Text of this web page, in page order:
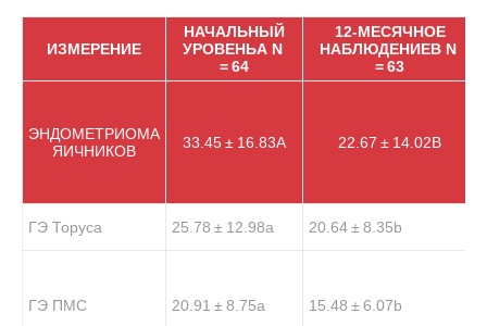
ИЗМЕРЕНИЕ
НАЧАЛЬНЫЙ
УРОВЕНЬA N
= 64
12-МЕСЯЧНОЕ
НАБЛЮДЕНИЕB N
= 63
ЭНДОМЕТРИОМА
ЯИЧНИКОВ
33.45 ± 16.83A 22.67 ± 14.02B
ГЭ Торуса 25.78 ± 12.98a 20.64 ± 8.35b
ГЭ ПМС 20.91 ± 8.75a 15.48 ± 6.07b